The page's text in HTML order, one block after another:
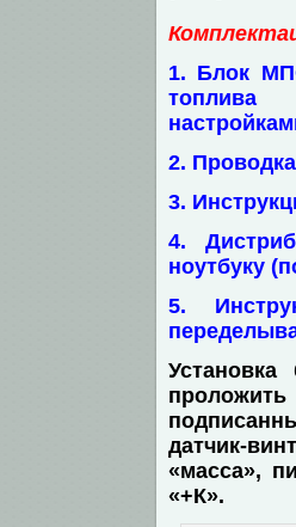
1. Блок
топлива
2.
3.
4.
ноутбуку
5.
датчик-
«масса»,
«+К».